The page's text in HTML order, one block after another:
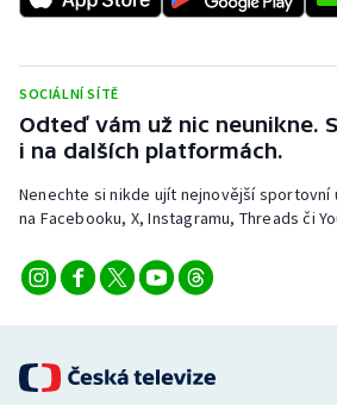
Sportovní střelba
Stolní tenis
Triatlon
Veslování
Volejbal
SOCIÁLNÍ SÍTĚ
Odteď vám už nic neunikne.
i na dalších platformách.
Nenechte si nikde ujít nejnovější sportovní
na Facebooku, X, Instagramu, Threads či